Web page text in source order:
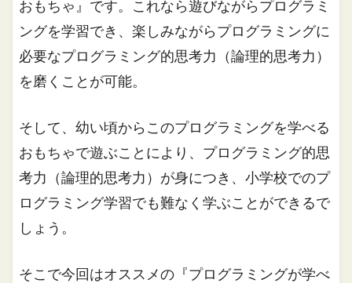
おもちゃ』です。これなら遊びながらプログラミ
ングを学習でき、楽しみながらプログラミングに
必要なプログラミング的思考力（論理的思考力）
を磨くことが可能。
そして、幼い頃からこのプログラミングを学べる
おもちゃで遊ぶことにより、プログラミング的思
考力（論理的思考力）が身につき、小学校でのプ
ログラミング学習でも難なく学ぶことができるで
しょう。
そこで今回はオススメの『プログラミングが学べ